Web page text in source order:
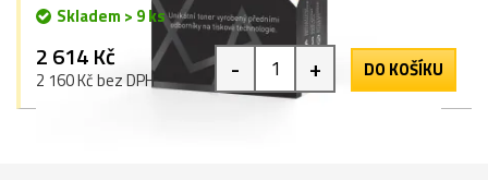
Skladem > 9 ks
2 614 Kč
2 160 Kč bez DPH - + DO KOŠÍKU